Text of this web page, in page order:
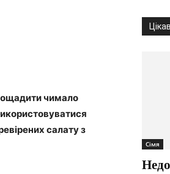
чимало
салату з
Сімя